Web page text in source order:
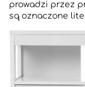
prowadzi przez
są oznaczone